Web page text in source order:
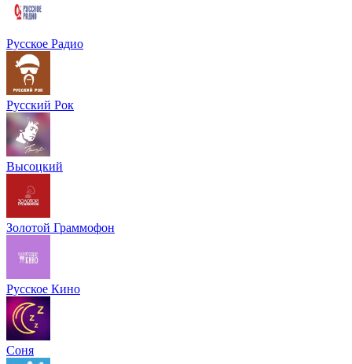
Русское Радио
Русский Рок
Высоцкий
Золотой Граммофон
Русское Кино
Соня